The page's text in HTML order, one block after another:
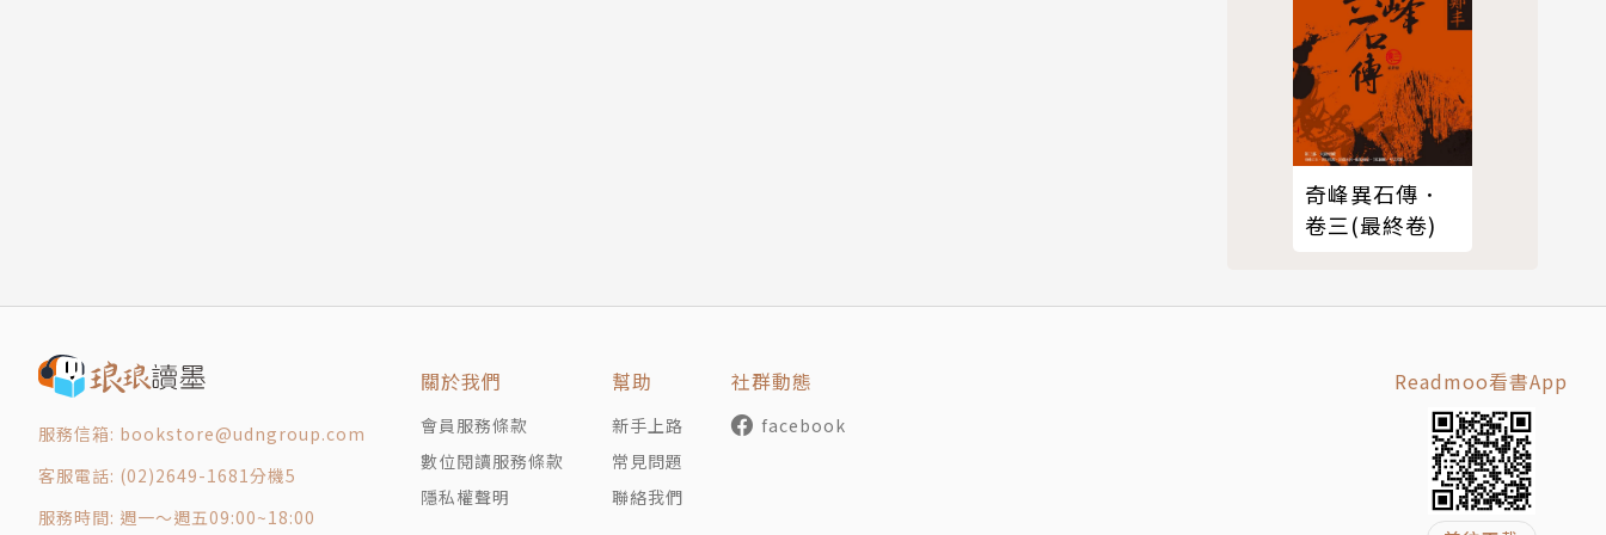
「故事：寫給所有人的歷史」（gushi.tw）網站主編，生活中的歷史學家，身於何處就書寫何處，曾於日本、巴黎、美
國、中國和加拿大生活過。由於興趣龐雜，大學雙修歷史與哲學，研究所於國立臺灣大學雙修考古學與歷史學，目前於加
拿大麥基爾大學撰寫博士論文。
身在學院之中，也耽於藝術、音樂和美食。對美食的涉獵，從路邊攤到米其林餐廳、從產地到餐桌、從食材到料理皆有，
並透過知性理解飲食生活，以歷史和傳統瞭解美食。
奇峰異石傳．
卷三(最終卷)
服務信箱: bookstore@udngroup.com
客服電話: (02)2649-1681分機5
服務時間: 週一～週五09:00~18:00
關於我們
會員服務條款
數位閱讀服務條款
隱私權聲明
幫助
新手上路
常見問題
聯絡我們
社群動態
facebook
Readmoo看書App